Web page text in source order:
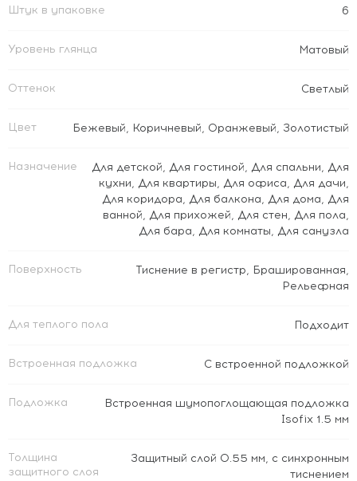
Штук в упаковке 6
Уровень глянца Матовый
Оттенок Светлый
Цвет Бежевый, Коричневый, Оранжевый, Золотистый
Назначение Для детской, Для гостиной, Для спальни, Для
кухни, Для квартиры, Для офиса, Для дачи,
Для коридора, Для балкона, Для дома, Для
ванной, Для прихожей, Для стен, Для пола,
Для бара, Для комнаты, Для санузла
Поверхность Тиснение в регистр, Брашированная,
Рельефная
Для теплого пола Подходит
Встроенная подложка C встроенной подложкой
Подложка
Встроенная шумопоглощающая подложка
Isofix 1.5 мм
Толщина
защитного слоя
Защитный слой 0.55 мм, с синхронным
тиснением